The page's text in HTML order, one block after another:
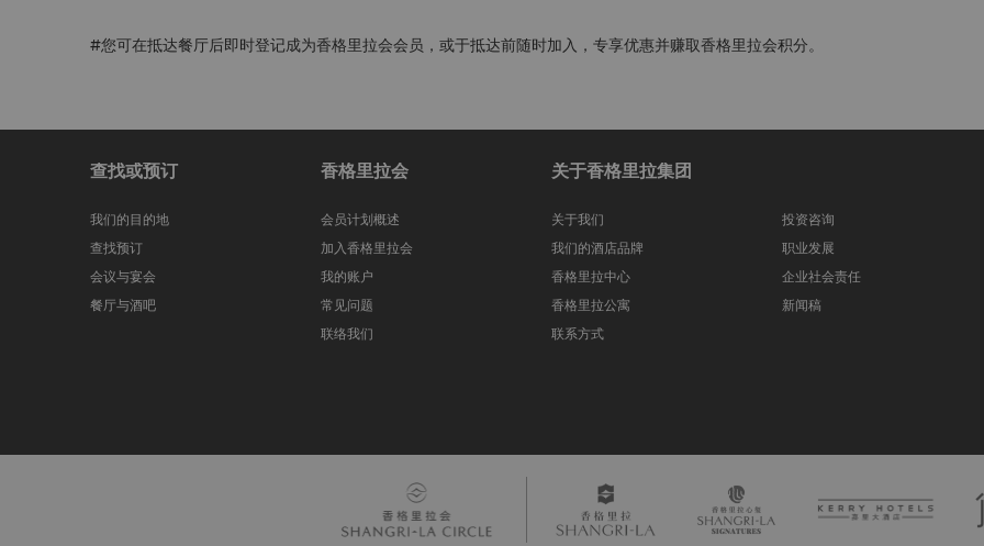
#您可在抵达餐厅后即时登记成为香格里拉会会员，或于抵达前随时加入，专享优惠并赚取香格里拉会积分。
查找或预订
我们的目的地
查找预订
会议与宴会
餐厅与酒吧
香格里拉会
会员计划概述
加入香格里拉会
我的账户
常见问题
联络我们
关于香格里拉集团
关于我们
我们的酒店品牌
香格里拉中心
香格里拉公寓
联系方式
投资咨询
职业发展
企业社会责任
新闻稿